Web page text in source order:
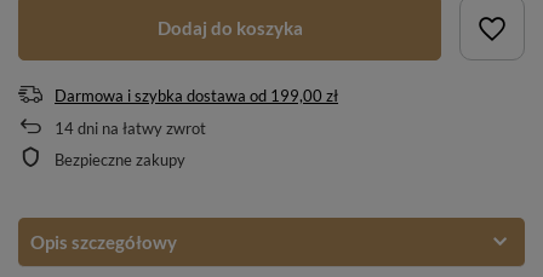
Dodaj do koszyka
Darmowa i szybka dostawa od 199,00 zł
14dni na łatwy zwrot
Bezpieczne zakupy
Opis szczegółowy